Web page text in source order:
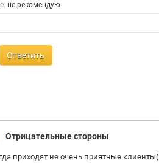
не рекомендую
Ответить
Отрицательные стороны
приходят не очень приятные клиенты(